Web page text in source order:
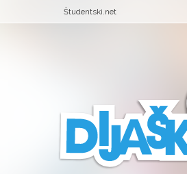
Študentski.net